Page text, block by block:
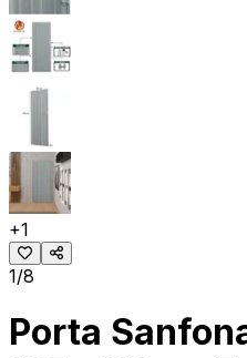
+1
1/8
Porta